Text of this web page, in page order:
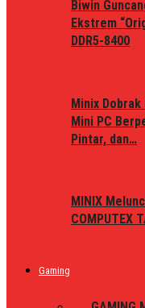
Biwin
Ekstrem
DDR5-8400
Minix Dobrak
Mini PC
Pintar, dan…
MINIX
COMPUTEX
Gaming